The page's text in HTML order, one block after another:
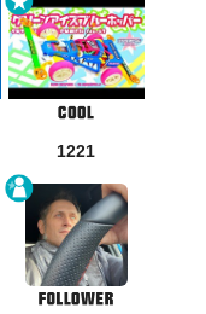
1221